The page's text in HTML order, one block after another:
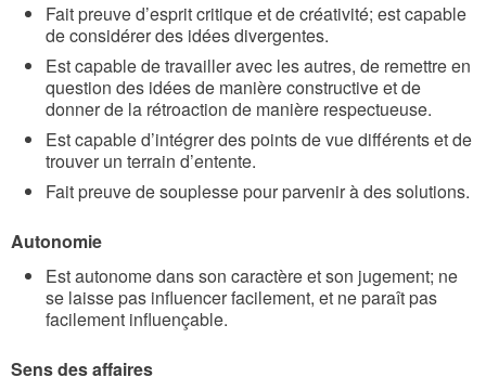
Fait preuve d’esprit critique et de créativité; est capable
de considérer des idées divergentes.
Est capable de travailler avec les autres, de remettre en
question des idées de manière constructive et de
donner de la rétroaction de manière respectueuse.
Est capable d’intégrer des points de vue différents et de
trouver un terrain d’entente.
Fait preuve de souplesse pour parvenir à des solutions.
Autonomie
Est autonome dans son caractère et son jugement; ne
se laisse pas influencer facilement, et ne paraît pas
facilement influençable.
Sens des affaires